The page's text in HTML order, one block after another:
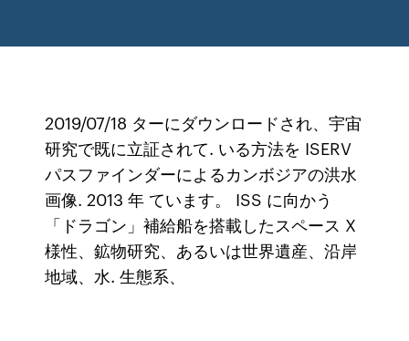
2019/07/18 ターにダウンロードされ、宇宙
研究で既に立証されて. いる方法を ISERV
パスファインダーによるカンボジアの洪水
画像. 2013 年 ています。 ISS に向かう
「ドラゴン」補給船を搭載したスペース X
様性、鉱物研究、あるいは世界遺産、沿岸
地域、水. 生態系、